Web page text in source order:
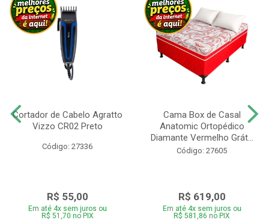
Cortador de Cabelo Agratto
Vizzo CR02 Preto
Código: 27336
R$ 55,00
Em até 4x sem juros ou
R$ 51,70 no PIX
Cama Box de Casal
Anatomic Ortopédico
Diamante Vermelho Grát...
Código: 27605
R$ 619,00
Em até 4x sem juros ou
R$ 581,86 no PIX